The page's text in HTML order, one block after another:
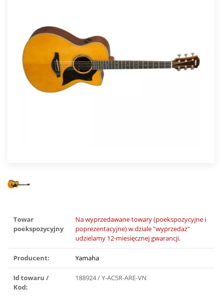
Towar
poekspozycyjny
Na wyprzedawane towary (poekspozycyjne i
poprezentacyjne) w dziale "wyprzedaż"
udzielamy 12-miesięcznej gwarancji.
Producent: Yamaha
Id towaru /
Kod:
188924 / Y-AC5R-ARE-VN